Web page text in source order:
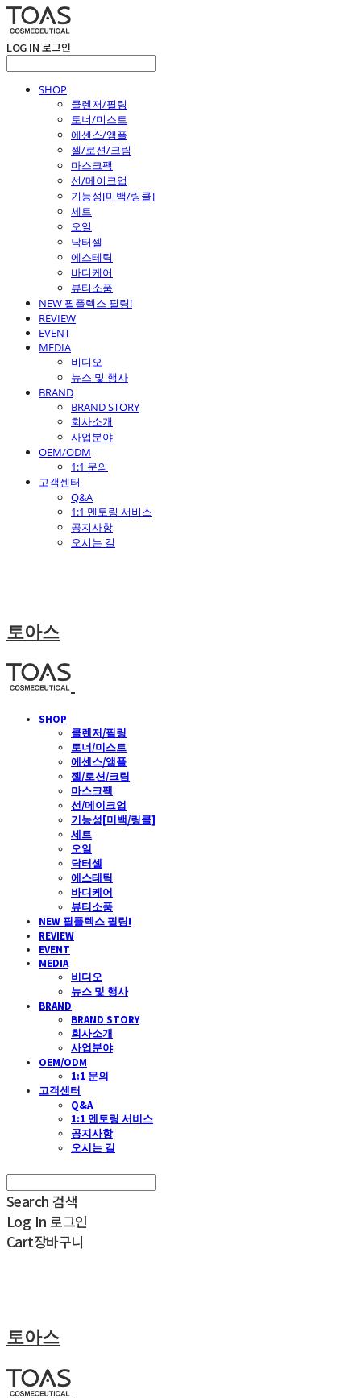
LOG IN 로그인
SHOP
클렌저/필링
토너/미스트
에센스/앰플
젤/로션/크림
마스크팩
선/메이크업
기능성[미백/링클]
세트
오일
닥터셀
에스테틱
바디케어
뷰티소품
NEW 필플렉스 필링!
REVIEW
EVENT
MEDIA
비디오
뉴스 및 행사
BRAND
BRAND STORY
회사소개
사업분야
OEM/ODM
1:1 문의
고객센터
Q&A
1:1 멘토링 서비스
공지사항
오시는 길
토아스
SHOP
클렌저/필링
토너/미스트
에센스/앰플
젤/로션/크림
마스크팩
선/메이크업
기능성[미백/링클]
세트
오일
닥터셀
에스테틱
바디케어
뷰티소품
NEW 필플렉스 필링!
REVIEW
EVENT
MEDIA
비디오
뉴스 및 행사
BRAND
BRAND STORY
회사소개
사업분야
OEM/ODM
1:1 문의
고객센터
Q&A
1:1 멘토링 서비스
공지사항
오시는 길
Search 검색
Log In 로그인
Cart장바구니
토아스